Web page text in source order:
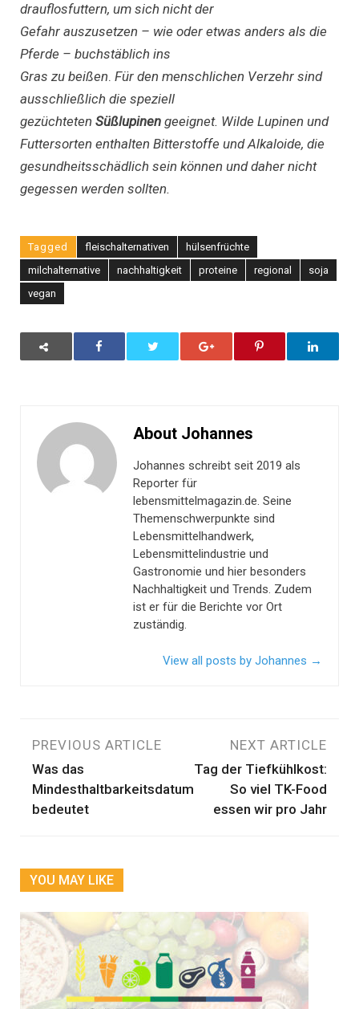
drauflosfuttern, um sich nicht der
Gefahr auszusetzen – wie oder etwas anders als die
Pferde – buchstäblich ins
Gras zu beißen. Für den menschlichen Verzehr sind
ausschließlich die speziell
gezüchteten Süßlupinen geeignet. Wilde Lupinen und
Futtersorten enthalten Bitterstoffe und Alkaloide, die
gesundheitsschädlich sein können und daher nicht
gegessen werden sollten.
Tagged fleischalternativen
hülsenfrüchte
milchalternative
nachhaltigkeit proteine regional
soja
vegan
About Johannes
Johannes schreibt seit 2019 als
Reporter für
lebensmittelmagazin.de. Seine
Themenschwerpunkte sind
Lebensmittelhandwerk,
Lebensmittelindustrie und
Gastronomie und hier besonders
Nachhaltigkeit und Trends. Zudem
ist er für die Berichte vor Ort
zuständig.
View all posts by Johannes →
Beitragsnavigation
PREVIOUS ARTICLE
Was das
Mindesthaltbarkeitsdatum
bedeutet
NEXT ARTICLE
Tag der Tiefkühlkost:
So viel TK-Food
essen wir pro Jahr
YOU MAY LIKE